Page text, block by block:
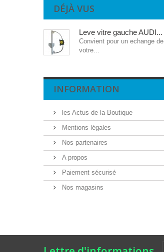
DÉJÀ VUS
Leve vitre gauche AUDI...
Convient pour un echange de
votre...
INFORMATION
les Actus de la Boutique
Mentions légales
Nos partenaires
A propos
Paiement sécurisé
Nos magasins